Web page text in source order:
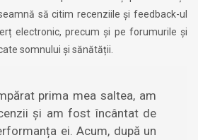
să citim recenziile și feedback-ul
electronic, precum și pe forumurile și
somnului și sănătății.
prima mea saltea, am
și am fost încântat de
ei. Acum, după un